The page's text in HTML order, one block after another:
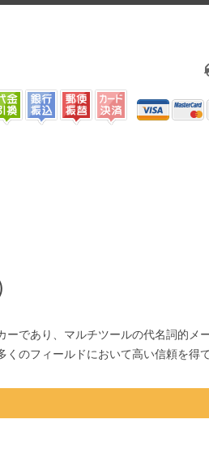
であり、マルチツールの代名詞的メ
のフィールドにおいて高い信頼を得て